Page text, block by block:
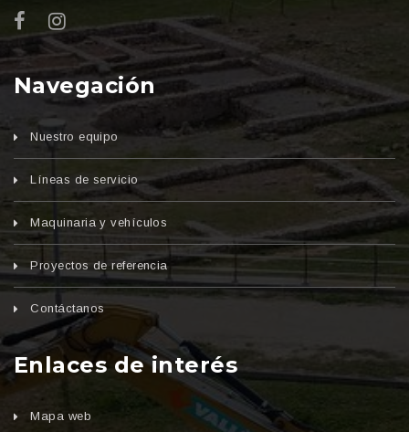
Navegación
Nuestro equipo
Líneas de servicio
Maquinaria y vehículos
Proyectos de referencia
Contáctanos
Enlaces de interés
Mapa web